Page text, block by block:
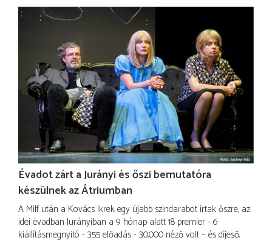
Évadot zárt a Jurányi és őszi bemutatóra
készülnek az Átriumban
A Milf után a Kovács ikrek egy újabb színdarabot írtak őszre, az
idei évadban Jurányiban a 9 hónap alatt 18 premier - 6
kiállításmegnyitó - 355 előadás - 30.000 néző volt – és díjeső.